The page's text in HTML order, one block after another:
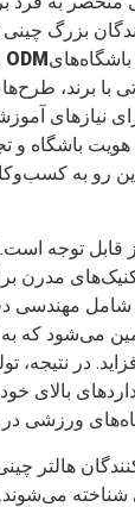
بزرگ
خدمات OEM و ODM
با برند،
نیازهای
هویت باشگاه و
رو به
قابل توجه
مدرن
شامل مهندسی
می‌شود که
در نتیجه،
بالای
هالتر
می‌شوند.